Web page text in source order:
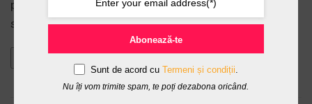
procesarea și expedierea comenzii, așa cum este
specificat înpolitică de confidențialitate.
Înregistrare
Abonează-te
Sunt de acord cu Termeni și condiții.
Nu îți vom trimite spam, te poți dezabona oricând.